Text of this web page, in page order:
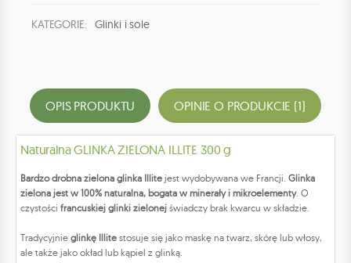
KATEGORIE: Glinki i sole
OPIS PRODUKTU OPINIE O PRODUKCIE (1)
Naturalna GLINKA ZIELONA ILLITE 300 g
Bardzo drobna zielona glinka Illite jest wydobywana we Francji. Glinka
zielona jest w 100% naturalna, bogata w minerały i mikroelementy. O
czystości francuskiej glinki zielonej świadczy brak kwarcu w składzie.
Tradycyjnie glinkę Illite stosuje się jako maskę na twarz, skórę lub włosy,
ale także jako okład lub kąpiel z glinką.